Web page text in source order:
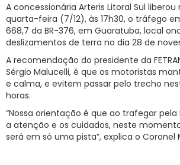
CONTATO
A concessionária Arteris Litoral Sul
quarta-feira (7/12), às 17h30, o tráfego
668,7 da BR-376, em Guaratuba, local
deslizamentos de terra no dia 28 de
A recomendação do presidente da
Sérgio Malucelli, é que os motoristas
e calma, e evitem passar pelo trecho
horas.
“Nossa orientação é que ao trafegar pela
a atenção e os cuidados, neste
será em só uma pista”, explica o Coronel